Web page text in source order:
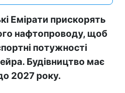
Емірати прискорять
нафтопроводу, щоб
потужності
Будівництво має
2027 року.